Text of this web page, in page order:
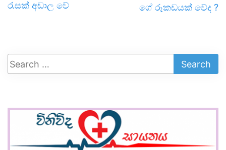
රැසක් අඩාල වේ
ගේ රූකඩයක් වේද ?